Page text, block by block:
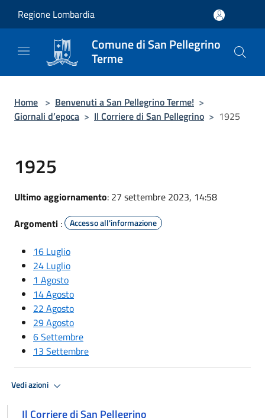
Regione Lombardia
Comune di San Pellegrino
Terme
Home > Benvenuti a San Pellegrino Terme! >
Giornali d’epoca > Il Corriere di San Pellegrino > 1925
1925
Ultimo aggiornamento: 27 settembre 2023, 14:58
Argomenti : Accesso all'informazione
16 Luglio
24 Luglio
1 Agosto
14 Agosto
22 Agosto
29 Agosto
6 Settembre
13 Settembre
Vedi azioni
Il Corriere di San Pellegrino